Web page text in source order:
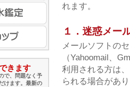
れます。
１．迷惑メー
メールソフトの
（Yahoomail、
利用される方は
られる場合があ
きます
で、問題なく予
けます。最新の